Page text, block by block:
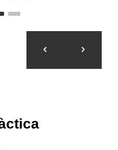
part més del seu
alumnes els allicients
, a més d'unacèntrica